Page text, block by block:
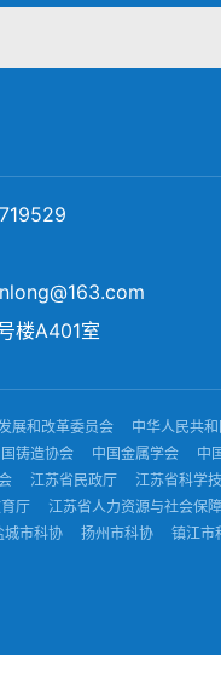
楼A401室
展和改革委员会
中华人民共
铸造协会 中国金属学会
中
江苏省民政厅
江苏省科学
厅
江苏省人力资源与社会保
城市科协 扬州市科协 镇江市